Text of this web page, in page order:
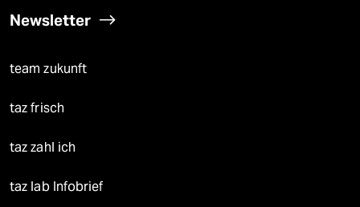
Newsletter
team zukunft
taz frisch
taz zahl ich
taz lab Infobrief